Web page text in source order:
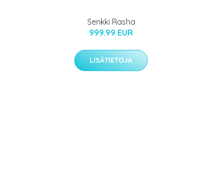
Senkki Rasha
999.99 EUR
LISÄTIETOJA